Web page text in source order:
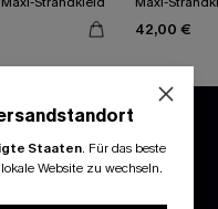
42,00 €
APP
Staaten. Für das beste
Website zu wechseln.